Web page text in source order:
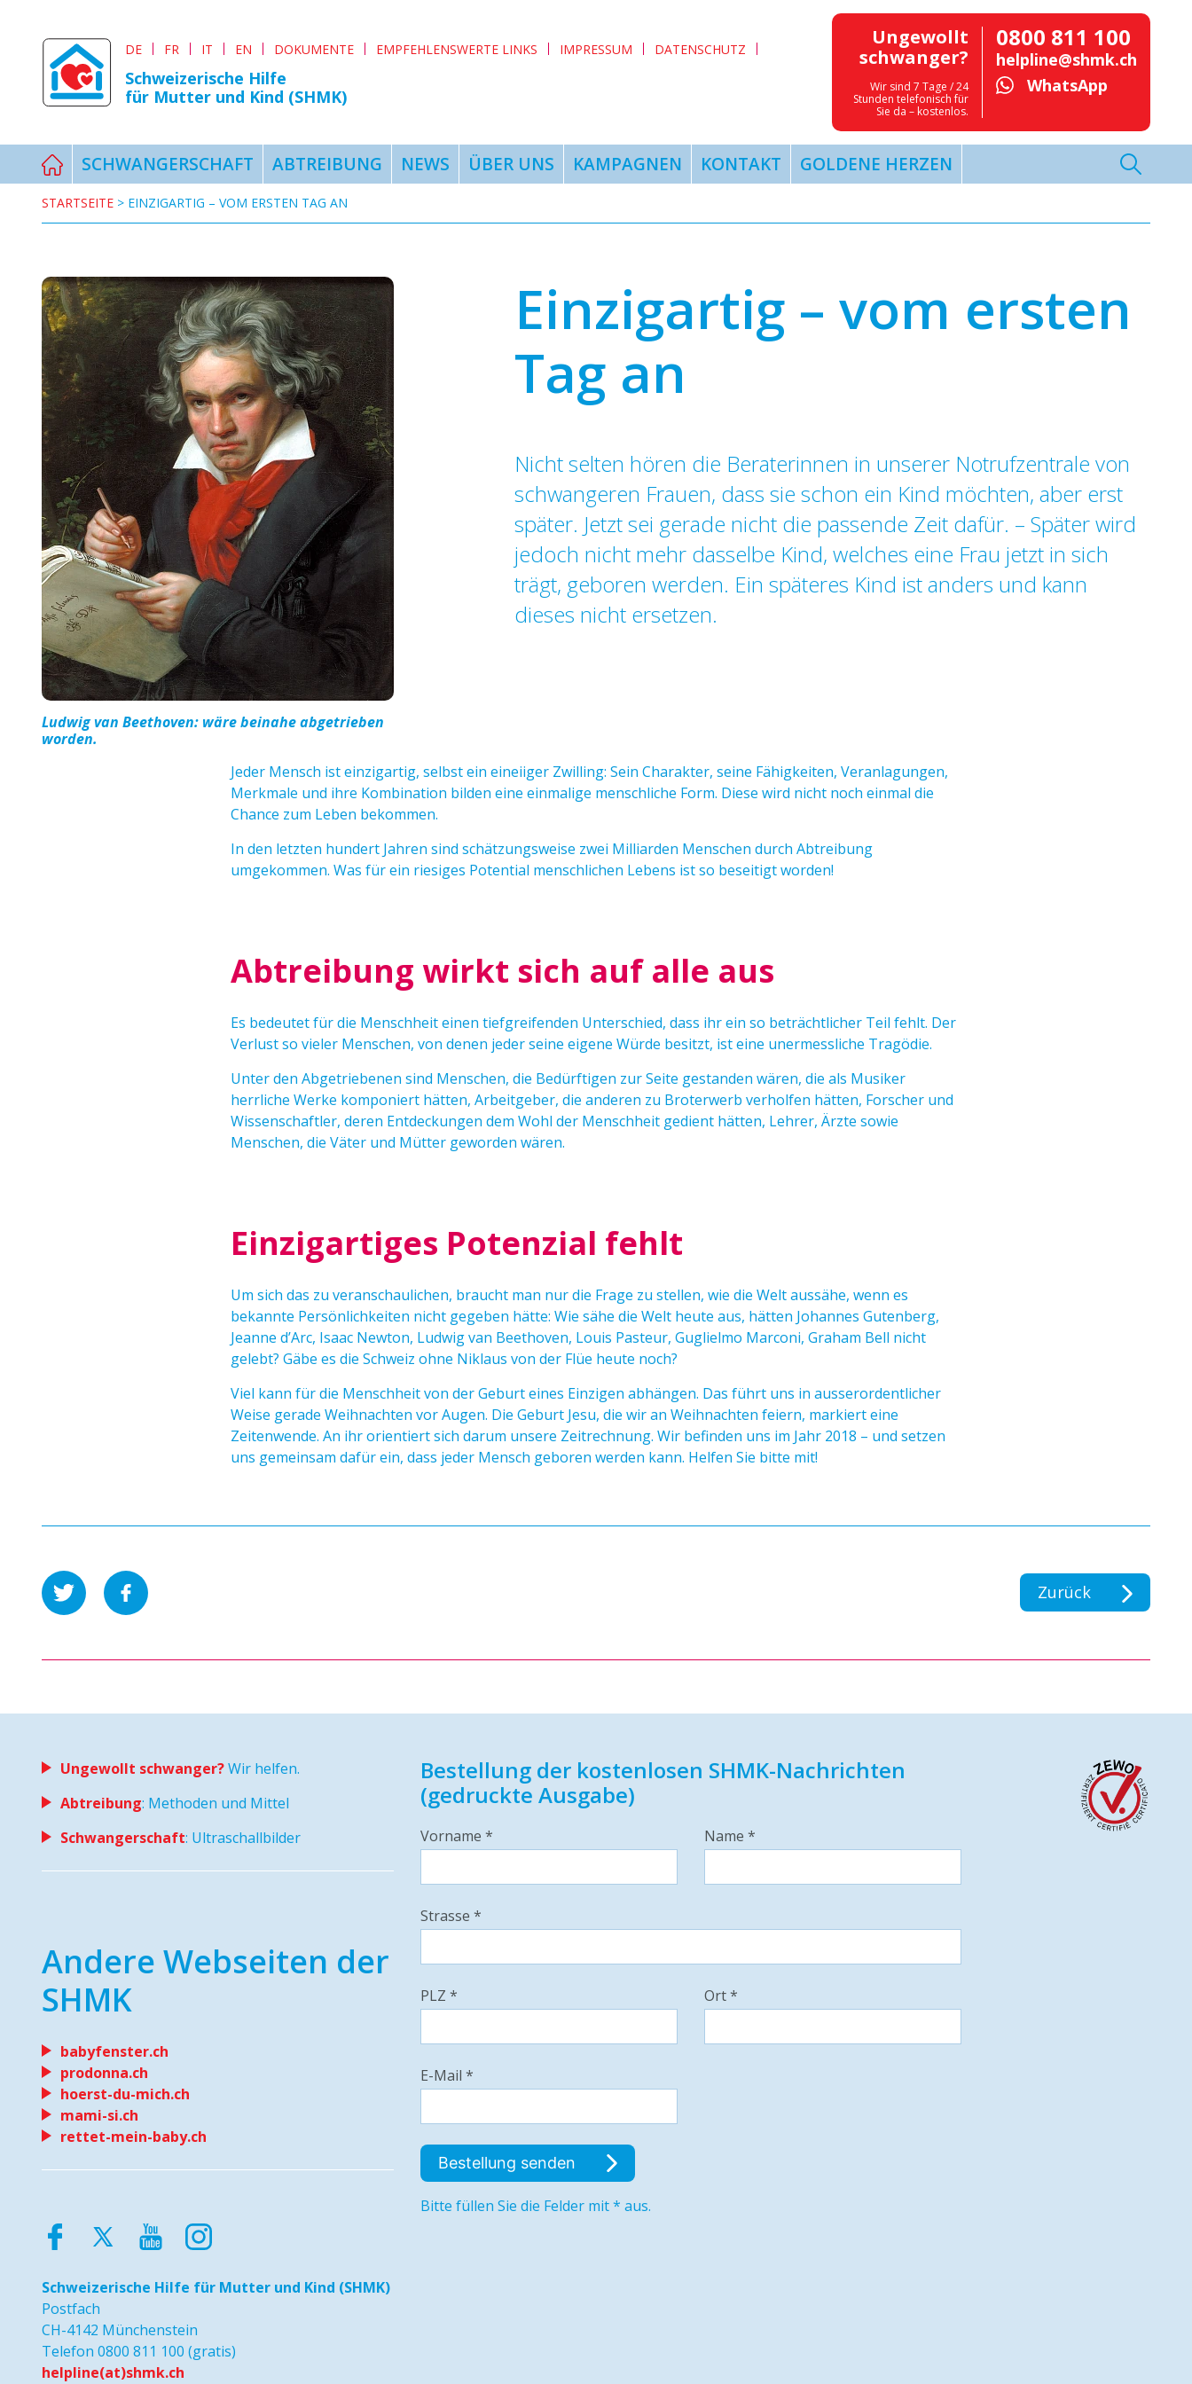
DE FR IT EN DOKUMENTE EMPFEHLENSWERTE LINKS IMPRESSUM DATENSCHUTZ
Schweizerische Hilfe
für Mutter und Kind (SHMK)
Ungewollt
schwanger?
Wir sind 7 Tage / 24
Stunden telefonisch für
Sie da – kostenlos.
0800 811 100
helpline@shmk.ch
WhatsApp
SCHWANGERSCHAFT ABTREIBUNG NEWS ÜBER UNS KAMPAGNEN KONTAKT GOLDENE HERZEN
STARTSEITE > EINZIGARTIG – VOM ERSTEN TAG AN
Ludwig van Beethoven: wäre beinahe abgetrieben
worden.
Einzigartig – vom ersten
Tag an
Nicht selten hören die Beraterinnen in unserer Notrufzentrale von
schwangeren Frauen, dass sie schon ein Kind möchten, aber erst
später. Jetzt sei gerade nicht die passende Zeit dafür. – Später wird
jedoch nicht mehr dasselbe Kind, welches eine Frau jetzt in sich
trägt, geboren werden. Ein späteres Kind ist anders und kann
dieses nicht ersetzen.
Jeder Mensch ist einzigartig, selbst ein eineiiger Zwilling: Sein Charakter, seine Fähigkeiten, Veranlagungen,
Merkmale und ihre Kombination bilden eine einmalige menschliche Form. Diese wird nicht noch einmal die
Chance zum Leben bekommen.
In den letzten hundert Jahren sind schätzungsweise zwei Milliarden Menschen durch Abtreibung
umgekommen. Was für ein riesiges Potential menschlichen Lebens ist so beseitigt worden!
Abtreibung wirkt sich auf alle aus
Es bedeutet für die Menschheit einen tiefgreifenden Unterschied, dass ihr ein so beträchtlicher Teil fehlt. Der
Verlust so vieler Menschen, von denen jeder seine eigene Würde besitzt, ist eine unermessliche Tragödie.
Unter den Abgetriebenen sind Menschen, die Bedürftigen zur Seite gestanden wären, die als Musiker
herrliche Werke komponiert hätten, Arbeitgeber, die anderen zu Broterwerb verholfen hätten, Forscher und
Wissenschaftler, deren Entdeckungen dem Wohl der Menschheit gedient hätten, Lehrer, Ärzte sowie
Menschen, die Väter und Mütter geworden wären.
Einzigartiges Potenzial fehlt
Um sich das zu veranschaulichen, braucht man nur die Frage zu stellen, wie die Welt aussähe, wenn es
bekannte Persönlichkeiten nicht gegeben hätte: Wie sähe die Welt heute aus, hätten Johannes Gutenberg,
Jeanne d’Arc, Isaac Newton, Ludwig van Beethoven, Louis Pasteur, Guglielmo Marconi, Graham Bell nicht
gelebt? Gäbe es die Schweiz ohne Niklaus von der Flüe heute noch?
Viel kann für die Menschheit von der Geburt eines Einzigen abhängen. Das führt uns in ausserordentlicher
Weise gerade Weihnachten vor Augen. Die Geburt Jesu, die wir an Weihnachten feiern, markiert eine
Zeitenwende. An ihr orientiert sich darum unsere Zeitrechnung. Wir befinden uns im Jahr 2018 – und setzen
uns gemeinsam dafür ein, dass jeder Mensch geboren werden kann. Helfen Sie bitte mit!
Zurück
Ungewollt schwanger?Wir helfen.
Abtreibung: Methoden und Mittel
Schwangerschaft: Ultraschallbilder
Andere Webseiten der
SHMK
babyfenster.ch
prodonna.ch
hoerst-du-mich.ch
mami-si.ch
rettet-mein-baby.ch
Schweizerische Hilfe für Mutter und Kind (SHMK)
Postfach
CH-4142 Münchenstein
Telefon 0800 811 100 (gratis)
helpline(at)shmk.ch
Bestellung der kostenlosen SHMK-Nachrichten
(gedruckte Ausgabe)
Vorname * Name *
Strasse *
PLZ * Ort *
E-Mail *
Bestellung senden
Bitte füllen Sie die Felder mit * aus.